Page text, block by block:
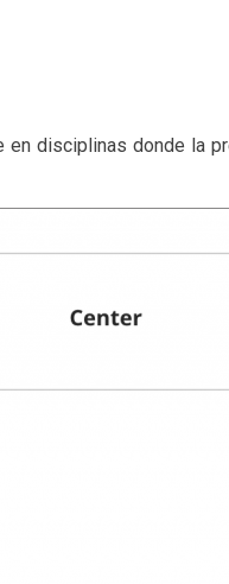
disciplinas donde la